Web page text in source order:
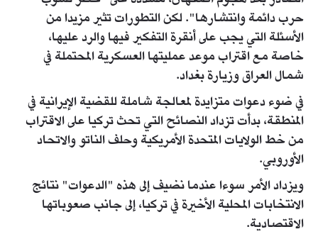
حرب دائمة وانتشارها". لكن التطورات تثير مزيدا من
الأسئلة التي يجب على أنقرة التفكير فيها والرد عليها،
خاصة مع اقتراب موعد عمليتها العسكرية المحتملة في
شمال العراق وزيارة بغداد.
في ضوء دعوات متزايدة لمعالجة شاملة للقضية الإيرانية في
المنطقة، بدأت تزداد النصائح التي تحث تركيا على الاقتراب
من خط الولايات المتحدة الأمريكية وحلف الناتو والاتحاد
الأوروبي.
ويزداد الأمر سوءا عندما نضيف إلى هذه "الدعوات" نتائج
الانتخابات المحلية الأخيرة في تركيا، إلى جانب صعوباتها
الاقتصادية.